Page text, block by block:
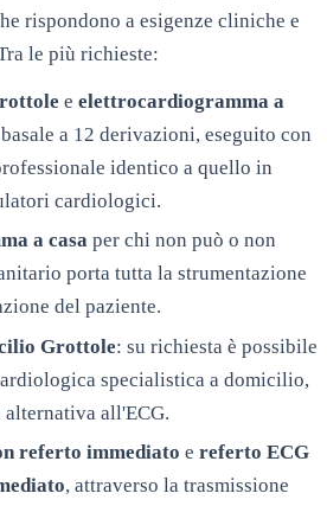
rispondono a esigenze cliniche e
le più richieste:
e elettrocardiogramma a
basale a 12 derivazioni, eseguito con
identico a quello in
cardiologici.
a casa per chi non può o non
porta tutta la strumentazione
del paziente.
Grottole: su richiesta è possibile
specialistica a domicilio,
all'ECG.
referto immediato e referto ECG
, attraverso la trasmissione